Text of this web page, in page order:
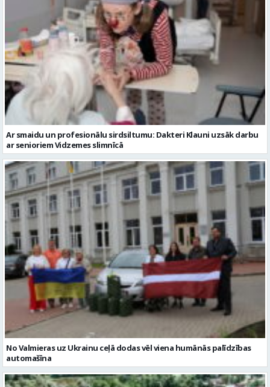
Ar smaidu un profesionālu sirdsiltumu: Dakteri Klauni uzsāk darbu
ar senioriem Vidzemes slimnīcā
No Valmieras uz Ukrainu ceļā dodas vēl viena humānās palīdzības
automašīna